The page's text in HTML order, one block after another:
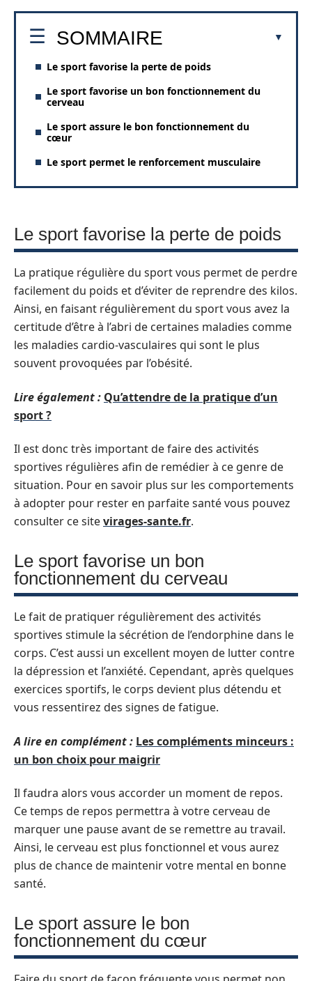
SOMMAIRE
Le sport favorise la perte de poids
Le sport favorise un bon fonctionnement du
cerveau
Le sport assure le bon fonctionnement du
cœur
Le sport permet le renforcement musculaire
Le sport favorise la perte de poids
La pratique régulière du sport vous permet de perdre
facilement du poids et d’éviter de reprendre des kilos.
Ainsi, en faisant régulièrement du sport vous avez la
certitude d’être à l’abri de certaines maladies comme
les maladies cardio-vasculaires qui sont le plus
souvent provoquées par l’obésité.
Lire également : Qu’attendre de la pratique d’un
sport ?
Il est donc très important de faire des activités
sportives régulières afin de remédier à ce genre de
situation. Pour en savoir plus sur les comportements
à adopter pour rester en parfaite santé vous pouvez
consulter ce sitevirages-sante.fr.
Le sport favorise un bon
fonctionnement du cerveau
Le fait de pratiquer régulièrement des activités
sportives stimule la sécrétion de l’endorphine dans le
corps. C’est aussi un excellent moyen de lutter contre
la dépression et l’anxiété. Cependant, après quelques
exercices sportifs, le corps devient plus détendu et
vous ressentirez des signes de fatigue.
A lire en complément : Les compléments minceurs :
un bon choix pour maigrir
Il faudra alors vous accorder un moment de repos.
Ce temps de repos permettra à votre cerveau de
marquer une pause avant de se remettre au travail.
Ainsi, le cerveau est plus fonctionnel et vous aurez
plus de chance de maintenir votre mental en bonne
santé.
Le sport assure le bon
fonctionnement du cœur